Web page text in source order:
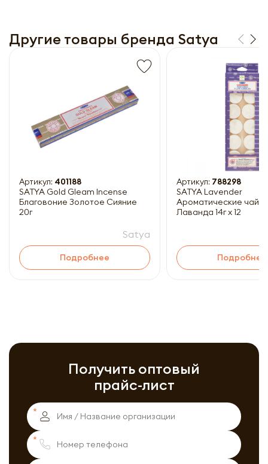
Другие товары бренда Satya
Артикул: 401188
SATYA Gold Gleam Incense
Благовоние Золотое Сияние
20г
Satya
Подробнее
Артикул: 788298
SATYA Lavender
Ароматические
Лаванда 14г x 12
Подробнее
Получить оптовый
прайс-лист
Получить прайс-лист
Обязательны к заполнению